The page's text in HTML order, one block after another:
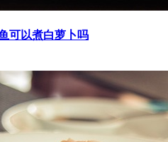
可以煮白萝卜吗